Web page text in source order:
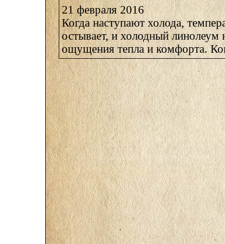
21 февраля 2016
Когда наступают холода,
остывает, и холодный линолеум
ощущения тепла и комфорта.